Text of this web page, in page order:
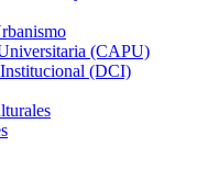
(CAPU)
(DCI)